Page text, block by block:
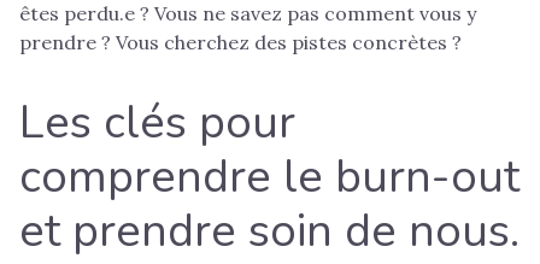
êtes perdu.e ? Vous ne savez pas comment vous y
prendre ? Vous cherchez des pistes concrètes ?
Les clés pour
comprendre le burn-out
et prendre soin de nous.